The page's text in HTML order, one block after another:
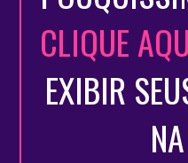
CLIQUE
EXIBIR